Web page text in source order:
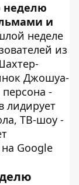
неделю
и
неделе
из
Джошуа-
-
лидирует
ТВ-шоу -
Google